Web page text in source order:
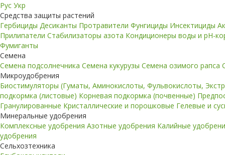
Рус Укр
Средства защиты растений
Гербициды Десиканты Протравители Фунгициды Инсектициды
Прилипатели Стабилизаторы азота Кондиционеры воды и pH-
Фумиганты
Семена
Семена подсолнечника Семена кукурузы Семена озимого рапса
Микроудобрения
Биостимуляторы (Гуматы, Аминокислоты, Фульвокислоты,
подкормка (листовые) Корневая подкормка (почвенные)
Гранулированные Кристаллические и порошковые Гелевые и
Минеральные удобрения
Комплексные удобрения Азотные удобрения Калийные
удобрения
Сельхозтехника